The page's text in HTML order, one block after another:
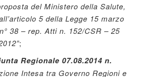
del Ministero della Salute,
5 della Legge 15 marzo
38 – rep. Atti n. 152/CSR – 25
;
Regionale 07.08.2014 n.
Intesa tra Governo Regioni e